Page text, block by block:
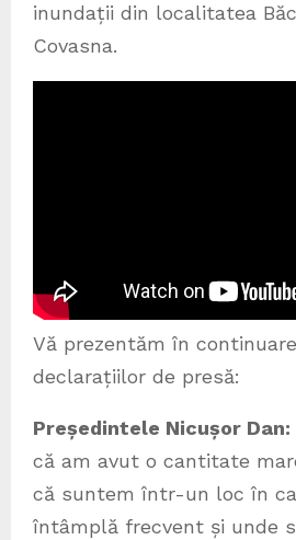
inundații din localitatea
Covasna.
Vă prezentăm în
declarațiilor de presă:
Președintele Nicușor Dan:
că am avut o cantitate
că suntem într-un loc în
întâmplă frecvent și unde